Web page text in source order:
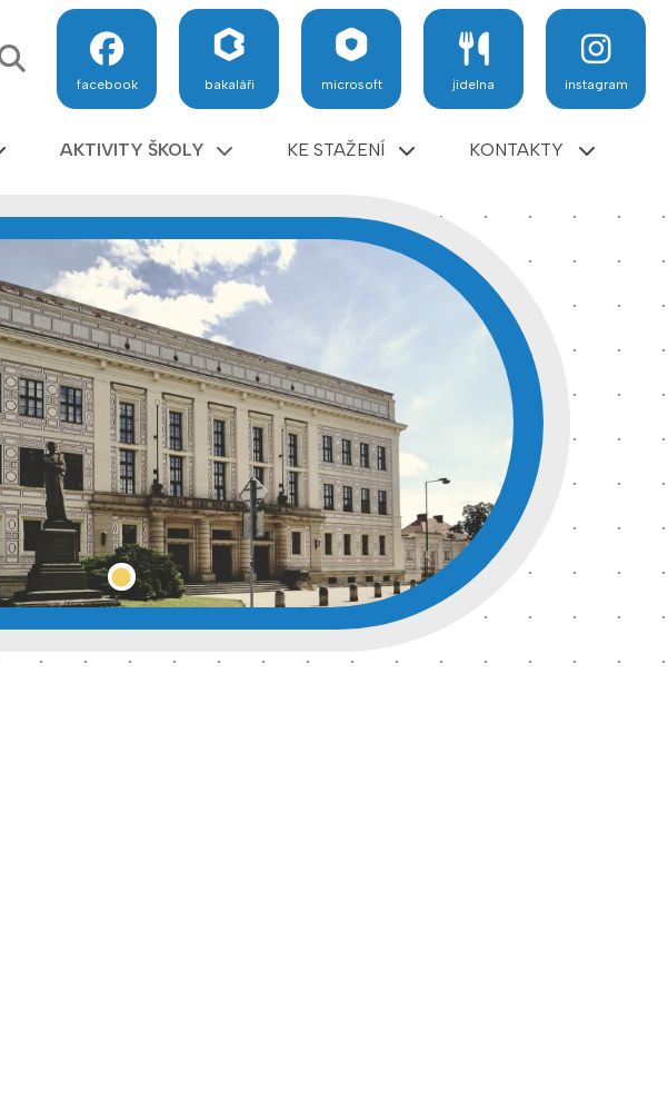
AKTIVITY ŠKOLY KE STAŽENÍ KONTAKTY
facebook bakaláři microsoft jídelna instagram